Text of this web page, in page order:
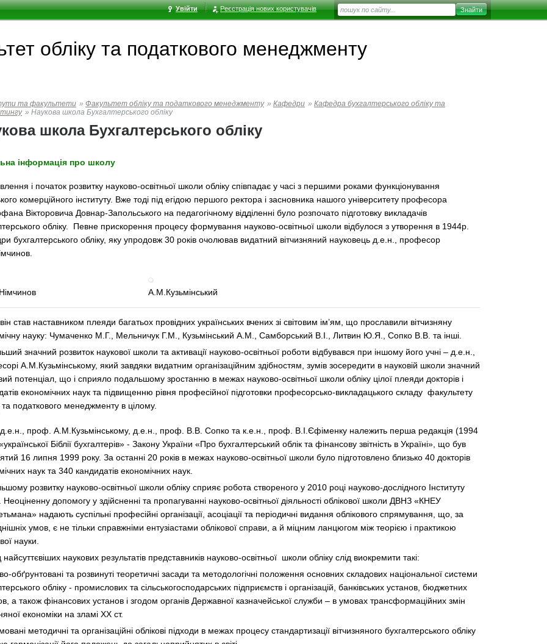
Увійти Реєстрація нових користувачів
обліку та податкового менеджменту
та факультети » Факультет обліку та податкового менеджменту » Кафедри » Кафедра бухгалтерського обліку та
» Наукова школа Бухгалтерського обліку
школа Бухгалтерського обліку
інформація про школу
і початок розвитку науково-освітньої школи обліку співпадає у часі з першими роками функціонування
комерційного інституту. Вже тоді під егідою першого ректора і засновника нашого університету професора
Вікторовича Довнар-Запольського на педагогічному відділенні було розпочато підготовку викладачів
обліку. Певне прискорення процесу формування науково-освітньої школи відбулося з утворення в 1944р.
бухгалтерського обліку, яку упродовж 30 років очолював видатний вітчизняний науковець д.е.н., професор
А.М.Кузьмінський
став наставником плеяди багатьох провідних українських вчених зі світовим ім’ям, що прославили вітчизняну
науку: Чумаченко М.Г., Мельничук Г.М., Кузьмінський А.М., Самборський В.І., Литвин Ю.Я., Сопко В.В. та інші.
значний розвиток наукової школи та активації науково-освітньої роботи відбувався при іншому його учні – д.е.н.,
А.М.Кузьмінському, який завдяки видатним організаційним здібностям, зумів зосередити в науковій школи значний
потенціал, що і сприяло подальшому зростанню в межах науково-освітньої школи обліку цілої плеяди докторів і
економічних наук та підвищенню рівня професійної підготовки професорсько-викладацького складу факультету
та податкового менеджменту в цілому.
проф. А.М.Кузьмінському, д.е.н., проф. В.В. Сопко та к.е.н., проф. В.І.Єфіменку належить перша редакція (1994
Біблії бухгалтерів» - Закону України «Про бухгалтерський облік та фінансову звітність в Україні», що був
16 липня 1999 року. За останні 20 років в межах науково-освітньої школи було підготовлено близько 40 докторів
наук та 340 кандидатів економічних наук.
розвитку науково-освітньої школи обліку сприяє робота створеного у 2010 році науково-дослідного Інституту
Неоціненну допомогу у здійсненні та пропагуванні науково-освітньої діяльності облікової школи ДВНЗ «КНЕУ
надають суспільні професійні організації, асоціації та періодичні видання облікового спрямування, що, за
умов, є не тільки справжніми ентузіастами облікової справи, а й міцним ланцюгом між теорією і практикою
науки.
наукових результатів представників науково-освітньої школи обліку слід виокремити такі:
обґрунтовані та розвинуті теоретичні засади та методологічні положення основних складових національної системи
обліку - промислових та сільськогосподарських підприємств і організацій, банківських установ, бюджетних
а також фінансових установ і згодом органів Державної казначейської служби – в умовах трансформаційних змін
економіки на зламі ХХ ст.
методичні та організаційні облікові підходи в межах процесу стандартизації вітчизняного бухгалтерського обліку